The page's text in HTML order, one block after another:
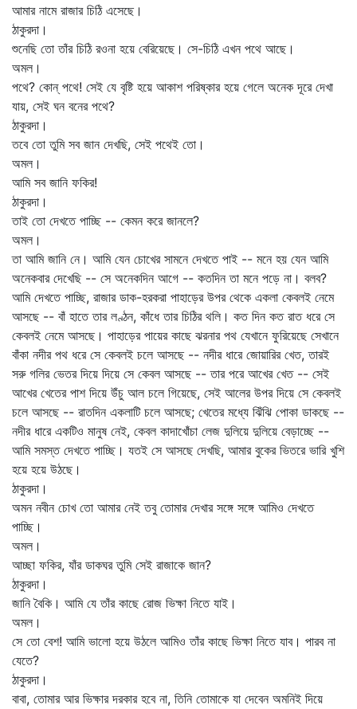
আমার নামে রাজার চিঠি এসেছে।
ঠাকুরদা।
শুনেছি তো তাঁর চিঠি রওনা হয়ে বেরিয়েছে। সে-চিঠি এখন পথে আছে।
অমল।
পথে? কোন্‌ পথে! সেই যে বৃষ্টি হয়ে আকাশ পরিষ্কার হয়ে গেলে অনেক দূরে দেখা
যায়, সেই ঘন বনের পথে?
ঠাকুরদা।
তবে তো তুমি সব জান দেখছি, সেই পথেই তো।
অমল।
আমি সব জানি ফকির!
ঠাকুরদা।
তাই তো দেখতে পাচ্ছি -- কেমন করে জানলে?
অমল।
তা আমি জানি নে। আমি যেন চোখের সামনে দেখতে পাই -- মনে হয় যেন আমি
অনেকবার দেখেছি -- সে অনেকদিন আগে -- কতদিন তা মনে পড়ে না। বলব?
আমি দেখতে পাচ্ছি, রাজার ডাক-হরকরা পাহাড়ের উপর থেকে একলা কেবলই নেমে
আসছে -- বাঁ হাতে তার লণ্ঠন, কাঁধে তার চিঠির থলি। কত দিন কত রাত ধরে সে
কেবলই নেমে আসছে। পাহাড়ের পায়ের কাছে ঝরনার পথ যেখানে ফুরিয়েছে সেখানে
বাঁকা নদীর পথ ধরে সে কেবলই চলে আসছে -- নদীর ধারে জোয়ারির খেত, তারই
সরু গলির ভেতর দিয়ে দিয়ে সে কেবল আসছে -- তার পরে আখের খেত -- সেই
আখের খেতের পাশ দিয়ে উঁচু আল চলে গিয়েছে, সেই আলের উপর দিয়ে সে কেবলই
চলে আসছে -- রাতদিন একলাটি চলে আসছে; খেতের মধ্যে ঝিঁঝি পোকা ডাকছে --
নদীর ধারে একটিও মানুষ নেই, কেবল কাদাখোঁচা লেজ দুলিয়ে দুলিয়ে বেড়াচ্ছে --
আমি সমস্ত দেখতে পাচ্ছি। যতই সে আসছে দেখছি, আমার বুকের ভিতরে ভারি খুশি
হয়ে হয়ে উঠছে।
ঠাকুরদা।
অমন নবীন চোখ তো আমার নেই তবু তোমার দেখার সঙ্গে সঙ্গে আমিও দেখতে
পাচ্ছি।
অমল।
আচ্ছা ফকির, যাঁর ডাকঘর তুমি সেই রাজাকে জান?
ঠাকুরদা।
জানি বৈকি। আমি যে তাঁর কাছে রোজ ভিক্ষা নিতে যাই।
অমল।
সে তো বেশ! আমি ভালো হয়ে উঠলে আমিও তাঁর কাছে ভিক্ষা নিতে যাব। পারব না
যেতে?
ঠাকুরদা।
বাবা, তোমার আর ভিক্ষার দরকার হবে না, তিনি তোমাকে যা দেবেন অমনিই দিয়ে